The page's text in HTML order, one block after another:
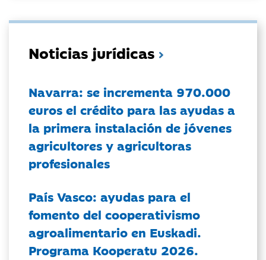
Noticias jurídicas
Navarra: se incrementa 970.000
euros el crédito para las ayudas a
la primera instalación de jóvenes
agricultores y agricultoras
profesionales
País Vasco: ayudas para el
fomento del cooperativismo
agroalimentario en Euskadi.
Programa Kooperatu 2026.